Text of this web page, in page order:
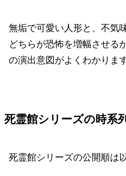
無垢で可愛い人形と、不気
どちらが恐怖を増幅させる
の演出意図がよくわかります
死霊館シリーズの時系
死霊館シリーズの公開順は